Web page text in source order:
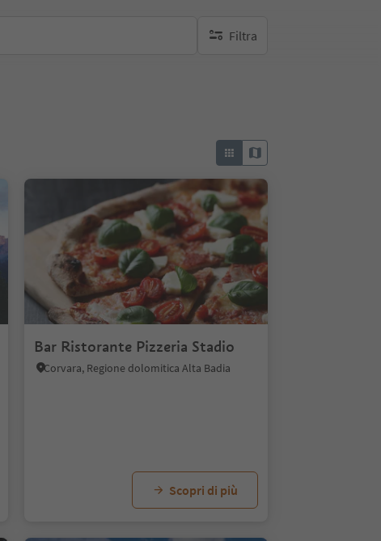
Filtra
nessun filtro attivo
Bar Ristorante Pizzeria Stadio
Corvara, Regione dolomitica Alta Badia
Scopri di più